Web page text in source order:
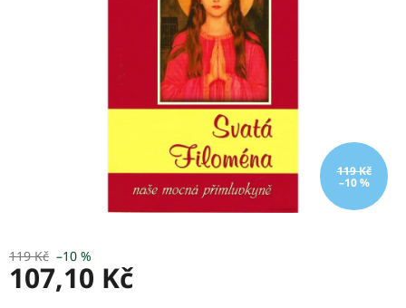
119 Kč
–10 %
119 Kč –10 %
107,10 Kč